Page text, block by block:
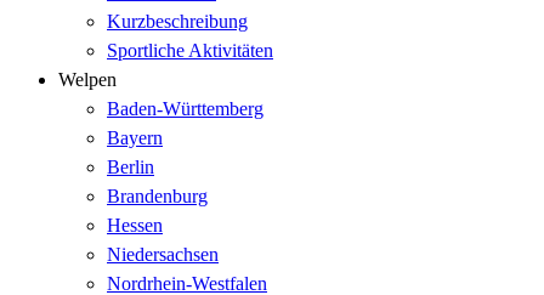
Kurzbeschreibung
Sportliche Aktivitäten
Welpen
Baden-Württemberg
Bayern
Berlin
Brandenburg
Hessen
Niedersachsen
Nordrhein-Westfalen